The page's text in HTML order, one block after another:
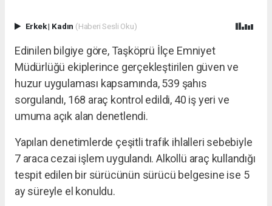
Erkek| Kadın (Haberi Sesli Oku)
Edinilen bilgiye göre, Taşköprü İlçe Emniyet
Müdürlüğü ekiplerince gerçekleştirilen güven ve
huzur uygulaması kapsamında, 539 şahıs
sorgulandı, 168 araç kontrol edildi, 40 iş yeri ve
umuma açık alan denetlendi.
Yapılan denetimlerde çeşitli trafik ihlalleri sebebiyle
7 araca cezai işlem uygulandı. Alkollü araç kullandığı
tespit edilen bir sürücünün sürücü belgesine ise 5
ay süreyle el konuldu.